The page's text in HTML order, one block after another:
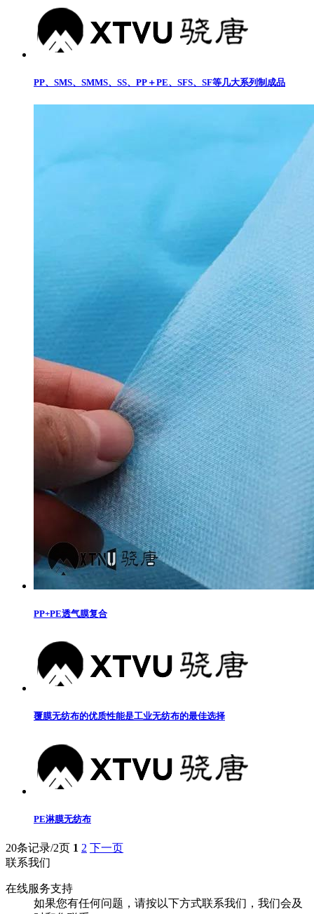
PP、SMS、SMMS、SS、PP＋PE、SFS、SF等几大系列制成品
PP+PE透气膜复合
覆膜无纺布的优质性能是工业无纺布的最佳选择
PE淋膜无纺布
20条记录/2页 1 2 下一页
联系我们
在线服务支持
如果您有任何问题，请按以下方式联系我们，我们会及